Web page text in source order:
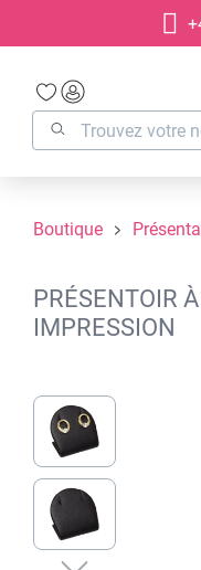
Passer à la
Boutique
PRÉSENTOIR
IMPRESSION
Ignorer la galerie